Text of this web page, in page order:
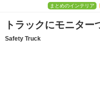
まとめのインテリア
トラックにモニター
Safety Truck